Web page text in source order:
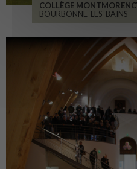
COLLÈGE
BOURBONNE-LES-BAINS